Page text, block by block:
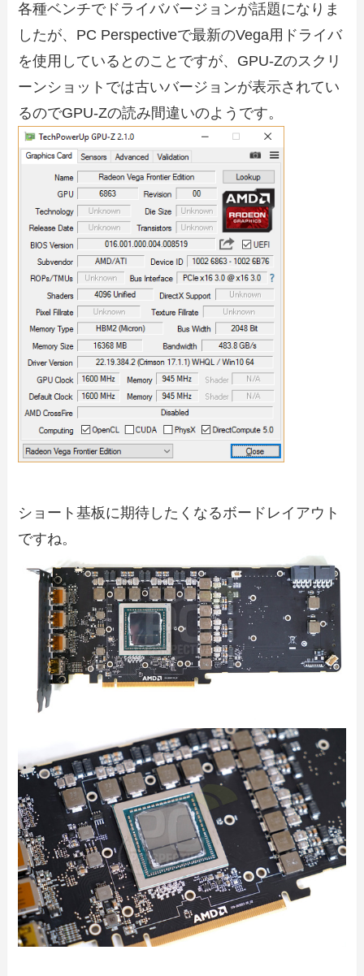
各種ベンチでドライババージョンが話題になりま
したが、PC Perspectiveで最新のVega用ドライバ
を使用しているとのことですが、GPU-Zのスクリ
ーンショットでは古いバージョンが表示されてい
るのでGPU-Zの読み間違いのようです。
ショート基板に期待したくなるボードレイアウト
ですね。